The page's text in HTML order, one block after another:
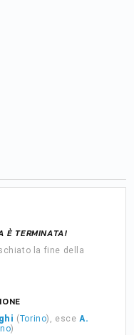
È TERMINATA!
la fine della
(Torino), esceA.
)